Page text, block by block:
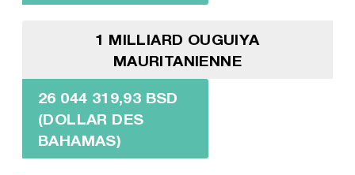
1 MILLIARD OUGUIYA
MAURITANIENNE
26 044 319,93 BSD
(DOLLAR DES
BAHAMAS)